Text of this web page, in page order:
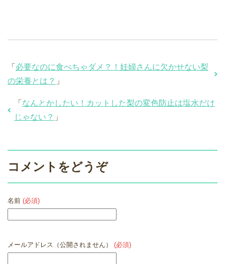
「 必要なのに食べちゃダメ？！妊婦さんに欠かせない梨
の栄養とは？ 」
「 なんとかしたい！カットした梨の変色防止は塩水だけ
じゃない？ 」
コメントをどうぞ
名前 (必須)
メールアドレス（公開されません） (必須)